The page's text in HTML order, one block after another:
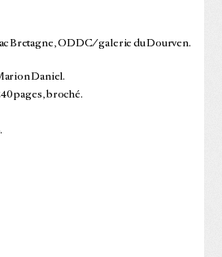
Bretagne, ODDC/galerie du Dourven.
Daniel.
pages, broché.